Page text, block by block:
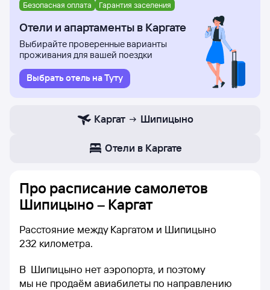
Безопасная оплата Гарантия заселения
Отели и апартаменты в Каргате
Выбирайте проверенные варианты
проживания для вашей поездки
Выбрать отель на Туту
Каргат Шипицыно
Отели в Каргате
Про расписание самолетов
Шипицыно – Каргат
Расстояние между Каргатом и Шипицыно
232 километра.
В Шипицыно нет аэропорта, и поэтому
мы не продаём авиабилеты по направлению